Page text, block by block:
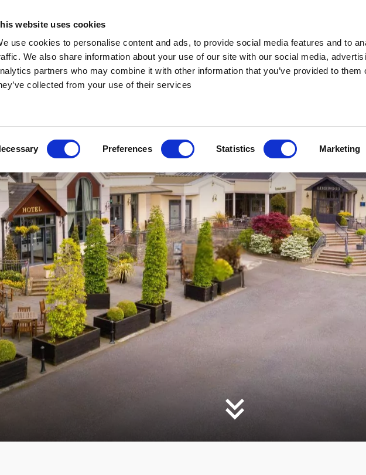
website uses cookies
use cookies to personalise content and ads, to provide social media features and to
We also share information about your use of our site with our social media,
partners who may combine it with other information that you’ve provided to them
collected from your use of their services
Preferences Statistics Marketing